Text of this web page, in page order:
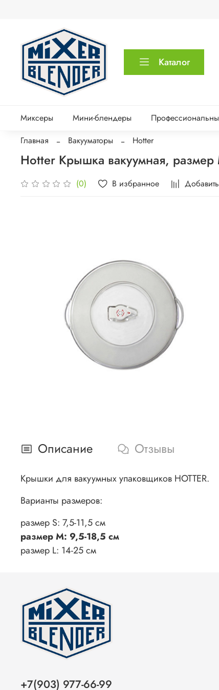
Каталог
Миксеры Мини-блендеры
Главная
Вакууматоры Hotter
Hotter Крышка вакуумная, размер
(0) В избранное
Описание Отзывы
Крышки для вакуумных упаковщиков HOTTER.
Варианты размеров:
размер S: 7,5-11,5 см
размер M: 9,5-18,5 см
размер L: 14-25 см
+7(903) 977-66-99